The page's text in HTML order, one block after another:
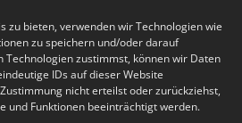
zu bieten, verwenden wir Technologien wie
zu speichern und/oder darauf
Technologien zustimmst, können wir Daten
IDs auf dieser Website
nicht erteilst oder zurückziehst,
und Funktionen beeinträchtigt werden.